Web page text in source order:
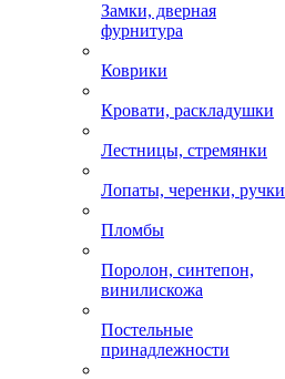
Замки, дверная
фурнитура
Коврики
Кровати, раскладушки
Лестницы, стремянки
Лопаты, черенки, ручки
Пломбы
Поролон, синтепон,
винилискожа
Постельные
принадлежности